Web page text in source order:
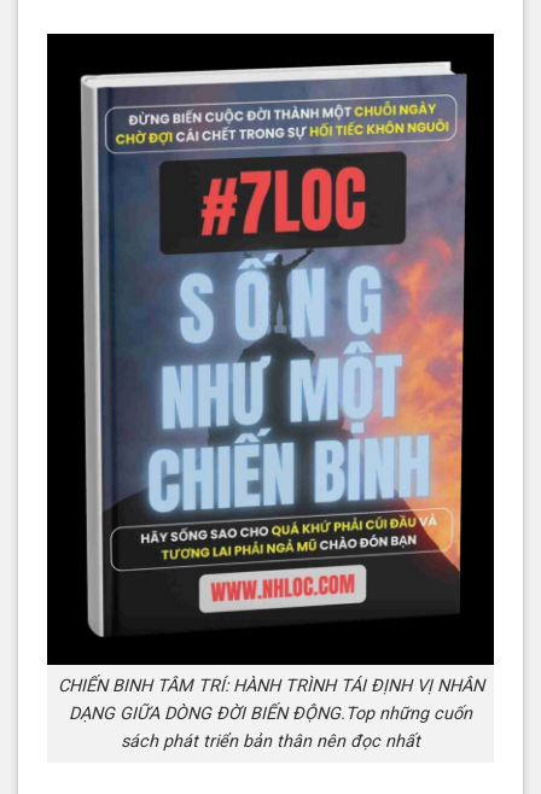
CHIẾN BINH TÂM TRÍ: HÀNH TRÌNH TÁI ĐỊNH VỊ NHÂN
DẠNG GIỮA DÒNG ĐỜI BIẾN ĐỘNG.Top những cuốn
sách phát triển bản thân nên đọc nhất